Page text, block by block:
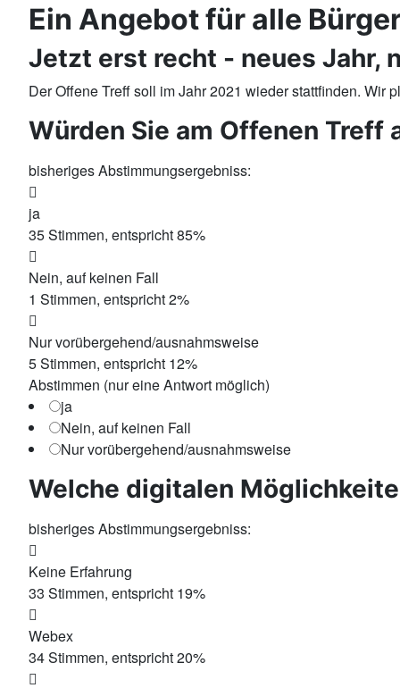
Ein Angebot für alle
Jetzt erst recht - neues Jahr,
Der Offene Treff soll im Jahr 2021 wieder stattfinden. Wir
Würden Sie am Offenen
bisheriges Abstimmungsergebniss:
ja
35Stimmen, entspricht85%
Nein, auf keinen Fall
1 Stimmen, entspricht2%
Nur vorübergehend/ausnahmsweise
5Stimmen, entspricht 12%
Abstimmen (nur eine Antwort möglich)
ja
Nein, auf keinen Fall
Nur vorübergehend/ausnahmsweise
Welche digitalen
bisheriges Abstimmungsergebniss:
Keine Erfahrung
33 Stimmen, entspricht 19%
Webex
34Stimmen, entspricht20%